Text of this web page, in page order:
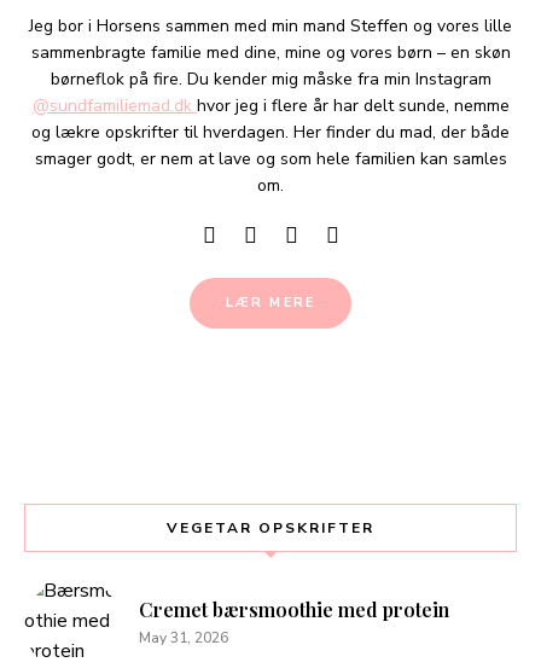
Jeg bor i Horsens sammen med min mand Steffen og vores lille
sammenbragte familie med dine, mine og vores børn – en skøn
børneflok på fire. Du kender mig måske fra min Instagram
@sundfamiliemad.dk hvor jeg i flere år har delt sunde, nemme
og lækre opskrifter til hverdagen. Her finder du mad, der både
smager godt, er nem at lave og som hele familien kan samles
om.
LÆR MERE
VEGETAR OPSKRIFTER
Cremet bærsmoothie med protein
May 31, 2026